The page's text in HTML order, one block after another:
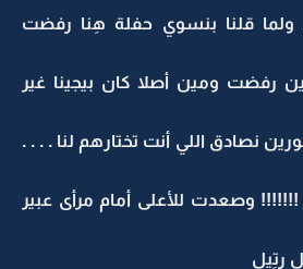
قلنا بنسوي حفلة هِنا رفضت
رفضت ومين أصلا كان بيجينا غير
نصادق اللي أنت تختارهم لنا . . . .
وصعدت للأعلى أمام مرأى عبير